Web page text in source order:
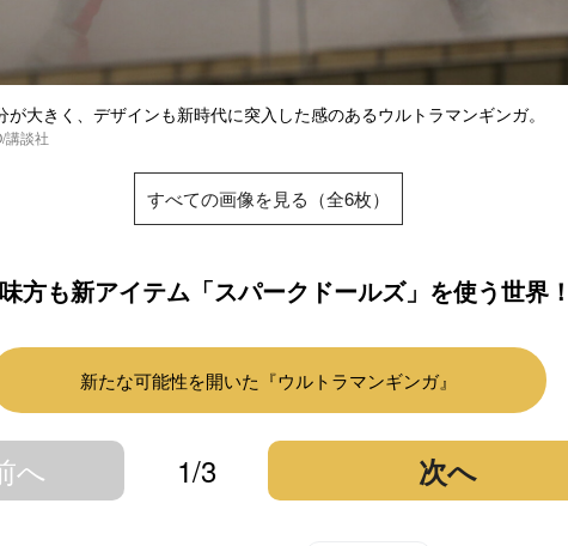
が大きく、デザインも新時代に突入した感のあるウルトラマンギンガ。
談社
すべての画像を見る（全6枚）
方も新アイテム「スパークドールズ」を使う世界！
新たな可能性を開いた『ウルトラマンギンガ』
へ 1/3 次へ